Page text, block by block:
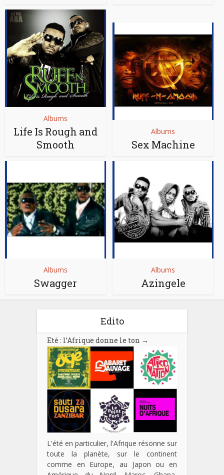
Albums
Life Is Rough and
Smooth
Albums
Sex Machine
Albums
Swagger
Albums
Azingele
Edito
Eté : l’Afrique donne le ton →
L'été en particulier, l'Afrique résonne sur
toute la planète, sur le continent
comme en Europe, au Japon ou en